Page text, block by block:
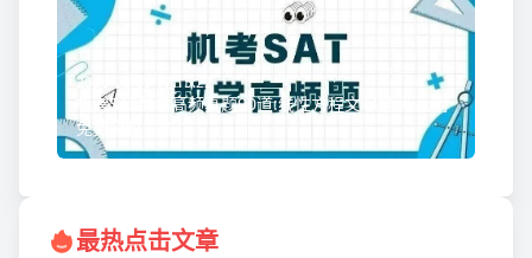
2026-08-09 17:15:22
机考SAT数学高频真题90道:线性方程文字题解读,附
免费资料领取
最热点击文章